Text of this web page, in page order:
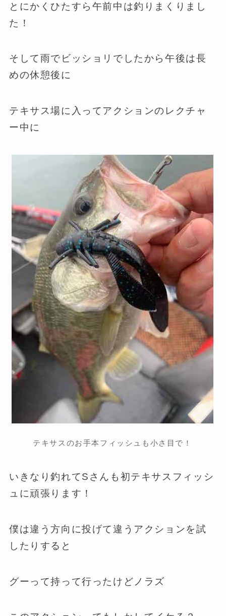
とにかくひたすら午前中は釣りまくりまし
た！
そして雨でビッショリでしたから午後は長
めの休憩後に
テキサス場に入ってアクションのレクチャ
ー中に
テキサスのお手本フィッシュも小さ目で！
いきなり釣れてSさんも初テキサスフィッシ
ュに頑張ります！
僕は違う方向に投げて違うアクションを試
したりすると
グーって持って行ったけどノラズ